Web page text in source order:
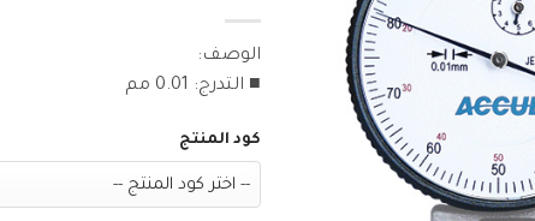
الوصف:
■ التدرج: 0.01 مم
كود المنتج